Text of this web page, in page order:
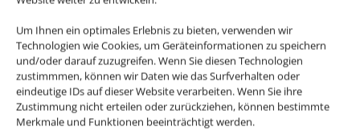
Um Ihnen ein optimales Erlebnis zu bieten, verwenden wir
Technologien wie Cookies, um Geräteinformationen zu speichern
und/oder darauf zuzugreifen. Wenn Sie diesen Technologien
zustimmmen, können wir Daten wie das Surfverhalten oder
eindeutige IDs auf dieser Website verarbeiten. Wenn Sie ihre
Zustimmung nicht erteilen oder zurückziehen, können bestimmte
Merkmale und Funktionen beeinträchtigt werden.
für sich haben? Mit einem Ferienhaus oder
einer Ferienwohnung haben Sie mehr
Freiheiten als in einem gewöhnlichen Hotel.
Egal ob es ein Strandurlaub in einer Finca
sein soll oder ob Sie mit Ihrem Hund die
Wälder erkunden wollen: Für nahezu alles gibt
es das passende Angebot.